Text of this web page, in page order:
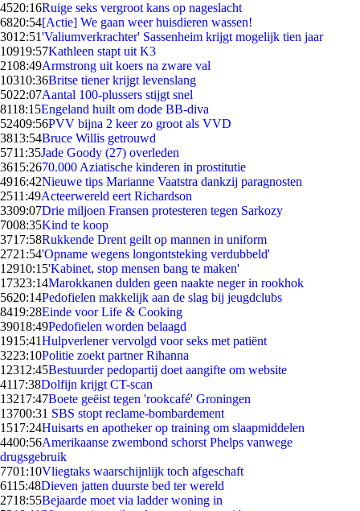
4520:16Ruige seks vergroot kans op nageslacht
6820:54[Actie] We gaan weer huisdieren wassen!
3012:51'Valiumverkrachter' Sassenheim krijgt mogelijk tien jaar
10919:57Kathleen stapt uit K3
2108:49Armstrong uit koers na zware val
10310:36Britse tiener krijgt levenslang
5022:07Aantal 100-plussers stijgt snel
8118:15Engeland huilt om dode BB-diva
52409:56PVV bijna 2 keer zo groot als VVD
3813:54Bruce Willis getrouwd
5711:35Jade Goody (27) overleden
3615:2670.000 Aziatische kinderen in prostitutie
4916:42Nieuwe tips Marianne Vaatstra dankzij paragnosten
2511:49Acteerwereld eert Richardson
3309:07Drie miljoen Fransen protesteren tegen Sarkozy
7008:35Kind te koop
3717:58Rukkende Drent geilt op mannen in uniform
2721:54'Opname wegens longontsteking verdubbeld'
12910:15'Kabinet, stop mensen bang te maken'
17323:14Marokkanen dulden geen naakte neger in rookhok
5620:14Pedofielen makkelijk aan de slag bij jeugdclubs
8419:28Einde voor Life & Cooking
39018:49Pedofielen worden belaagd
1915:41Hulpverlener vervolgd voor seks met patiënt
3223:10Politie zoekt partner Rihanna
12312:45Bestuurder pedopartij doet aangifte om website
4117:38Dolfijn krijgt CT-scan
13217:47Boete geëist tegen 'rookcafé' Groningen
13700:31 SBS stopt reclame-bombardement
1517:24Huisarts en apotheker op training om slaapmiddelen
4400:56Amerikaanse zwembond schorst Phelps vanwege
drugsgebruik
7701:10Vliegtaks waarschijnlijk toch afgeschaft
6115:48Dieven jatten duurste bed ter wereld
2718:55Bejaarde moet via ladder woning in